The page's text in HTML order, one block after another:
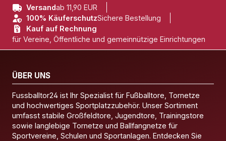
Versandab 11,90 EUR
100% KäuferschutzSichere Bestellung
Kauf auf Rechnung
für Vereine, Öffentliche und gemeinnützige Einrichtungen
ÜBER UNS
Fussballtor24 ist Ihr Spezialist für Fußballtore, Tornetze
und hochwertiges Sportplatzzubehör. Unser Sortiment
umfasst stabile Großfeldtore, Jugendtore, Trainingstore
sowie langlebige Tornetze und Ballfangnetze für
Sportvereine, Schulen und Sportanlagen. Entdecken Sie